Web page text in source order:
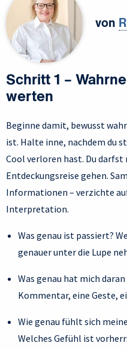
von
Schritt 1 –
werten
Beginne damit, bewusst
ist. Halte inne, nachdem du
Cool verloren hast. Du
Entdeckungsreise gehen.
Informationen – verzichte
Interpretation.
Was genau ist passiert?
genauer unter die Lupe
Was genau hat mich
Kommentar, eine Geste,
Wie genau fühlt sich
Welches Gefühl ist